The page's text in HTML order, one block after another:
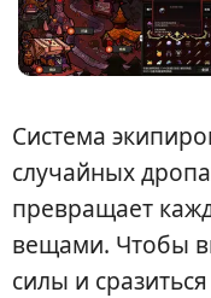
Система
случайных
превращает
вещами. Чтобы
силы и